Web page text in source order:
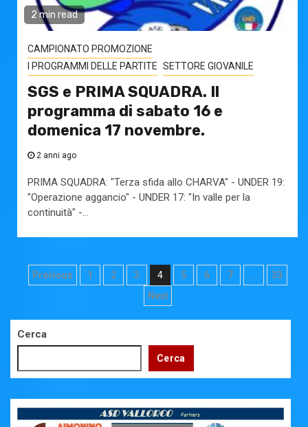
2 min read
CAMPIONATO PROMOZIONE
I PROGRAMMI DELLE PARTITE SETTORE GIOVANILE
SGS e PRIMA SQUADRA. Il
programma di sabato 16 e
domenica 17 novembre.
2 anni ago
PRIMA SQUADRA: "Terza sfida allo CHARVA" - UNDER 19:
"Operazione aggancio" - UNDER 17: "In valle per la
continuità" -...
Paginazione
articoli
Previous 1 2 3 4 5 6 7
33
Next
Cerca
Cerca